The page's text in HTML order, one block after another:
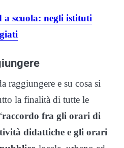
a scuola: negli istituti
raggiungere e su cosa si
la finalità di tutte le
raccordo fra gli orari di
didattiche e gli orari